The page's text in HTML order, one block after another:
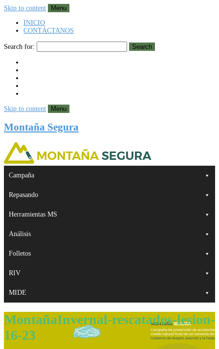
Skip to content
Menu
INICIO
CONTÁCTANOS
Search for: Search
Skip to content Menu
Montaña Segura
Campaña
Repasando
Herramientas MS
Análisis
Folletos
RIV
MIDE
MontañaInvernal-rescatados-lesion-
16-23